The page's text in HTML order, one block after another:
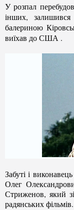
У розпал
інших,
балериною
виїхав до США .
Забуті і
Олег
Стриженов, який
радянських фільмів.